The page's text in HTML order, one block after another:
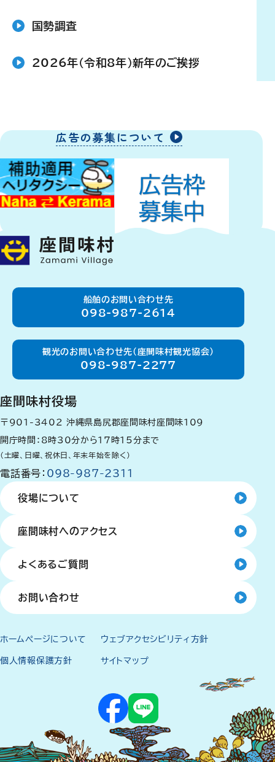
国勢調査
2026年（令和8年）新年のご挨拶
広告の募集について
船舶のお問い合わせ先
098-987-2614
観光のお問い合わせ先（座間味村観光協会）
098-987-2277
座間味村役場
〒901-3402 沖縄県島尻郡座間味村座間味109
開庁時間：8時30分から17時15分まで
（土曜、日曜、祝休日、年末年始を除く）
電話番号： 098-987-2311
役場について
座間味村へのアクセス
よくあるご質問
お問い合わせ
ホームページについて ウェブアクセシビリティ方針
個人情報保護方針 サイトマップ